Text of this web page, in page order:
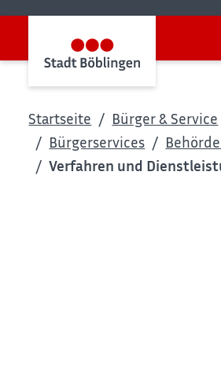
Startseite
Bürger & Service
Bürgerservices
Verfahren und